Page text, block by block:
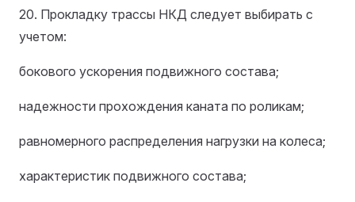
20. Прокладку трассы НКД следует выбирать с
учетом:
бокового ускорения подвижного состава;
надежности прохождения каната по роликам;
равномерного распределения нагрузки на колеса;
характеристик подвижного состава;